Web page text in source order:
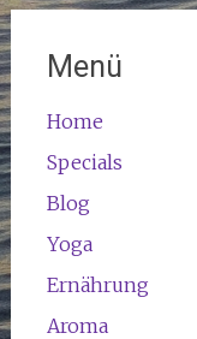
Menü
Home
Specials
Blog
Yoga
Ernährung
Aroma